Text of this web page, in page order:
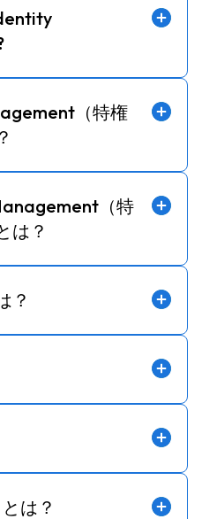
（特権
（特
は？
？
は？